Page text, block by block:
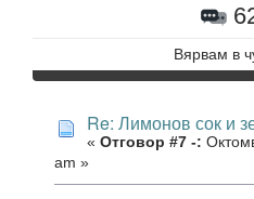
Вярвам в
Re: Лимонов сок и
« Отговор #7 -:
am »